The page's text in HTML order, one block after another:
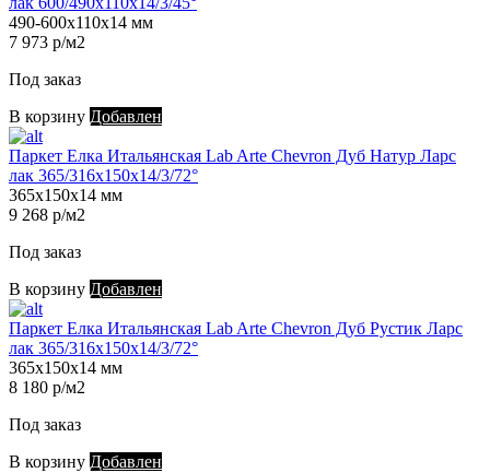
490-600х110х14 мм
7 973 р/м2
Под заказ
В корзину Добавлен
Паркет Елка Итальянская Lab Arte Chevron Дуб Натур Ларс
лак 365/316х150х14/3/72°
365х150х14 мм
9 268 р/м2
Под заказ
В корзину Добавлен
Паркет Елка Итальянская Lab Arte Chevron Дуб Рустик Ларс
лак 365/316х150х14/3/72°
365х150х14 мм
8 180 р/м2
Под заказ
В корзину Добавлен